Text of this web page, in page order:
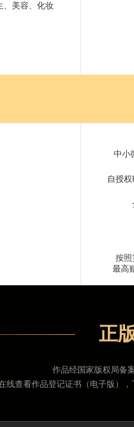
、美容、化妆
中小
自授权
按照
最高
正
作品经国家版权局备
线查看作品登记证书（电子版）